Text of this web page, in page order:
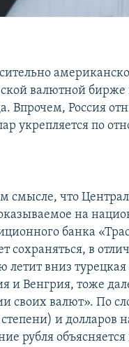
валютной
Впрочем, Россия
укрепляется по
смысле, что
на
банка
сохраняться, в
летит вниз турецкая
и Венгрия, тоже
своих валют». По
и долларов
рубля объясняется